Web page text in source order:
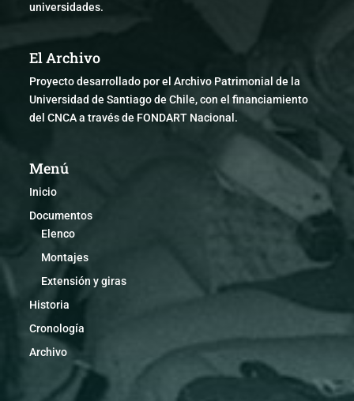
universidades.
El Archivo
Proyecto desarrollado por el Archivo Patrimonial de la
Universidad de Santiago de Chile, con el financiamiento
del CNCA a través de FONDART Nacional.
Menú
Inicio
Documentos
Elenco
Montajes
Extensión y giras
Historia
Cronología
Archivo